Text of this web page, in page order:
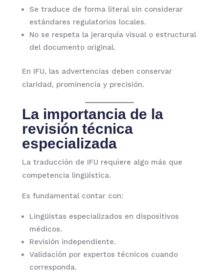
Se traduce de forma literal sin considerar
estándares regulatorios locales.
No se respeta la jerarquía visual o estructural
del documento original.
En IFU, las advertencias deben conservar
claridad, prominencia y precisión.
La importancia de la
revisión técnica
especializada
La traducción de IFU requiere algo más que
competencia lingüística.
Es fundamental contar con:
Lingüistas especializados en dispositivos
médicos.
Revisión independiente.
Validación por expertos técnicos cuando
corresponda.